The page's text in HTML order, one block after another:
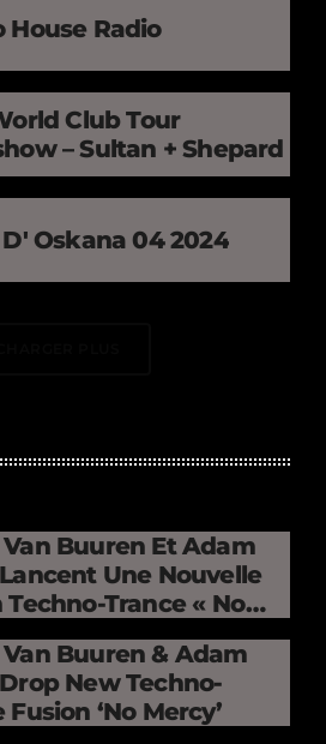
House Radio
Club Tour
– Sultan + Shepard
D' Oskana 04 2024
Buuren Et Adam
Une Nouvelle
Techno-Trance « No
Buuren & Adam
New Techno-
Fusion ‘No Mercy’